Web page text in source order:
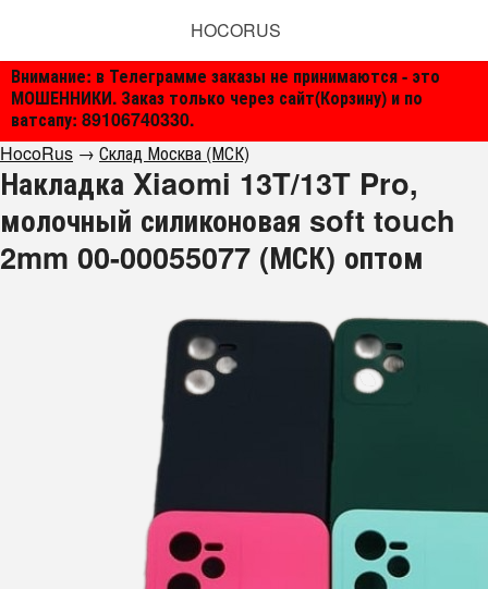
Внимание: в Телеграмме заказы не принимаются - это
МОШЕННИКИ. Заказ только через сайт(Корзину) и по
ватсапу: 89106740330.
HOCORUS
HocoRus → Склад Москва (МСК)
Накладка Xiaomi 13T/13T Pro,
молочный силиконовая soft touch
2mm 00-00055077 (МСК) оптом